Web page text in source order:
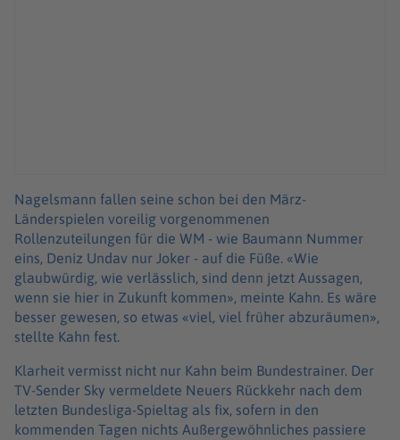
Nagelsmann fallen seine schon bei den März-
Länderspielen voreilig vorgenommenen
Rollenzuteilungen für die WM - wie Baumann Nummer
eins, Deniz Undav nur Joker - auf die Füße. «Wie
glaubwürdig, wie verlässlich, sind denn jetzt Aussagen,
wenn sie hier in Zukunft kommen», meinte Kahn. Es wäre
besser gewesen, so etwas «viel, viel früher abzuräumen»,
stellte Kahn fest.
Klarheit vermisst nicht nur Kahn beim Bundestrainer. Der
TV-Sender Sky vermeldete Neuers Rückkehr nach dem
letzten Bundesliga-Spieltag als fix, sofern in den
kommenden Tagen nichts Außergewöhnliches passiere